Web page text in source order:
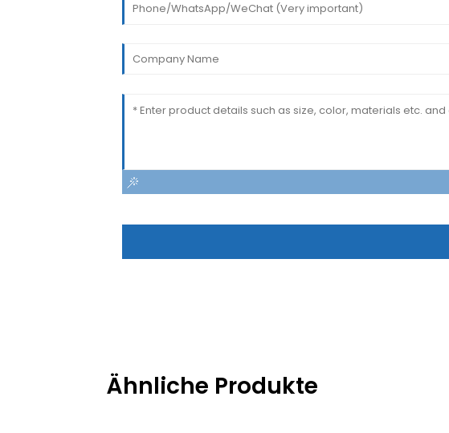
Ähnliche Produkte